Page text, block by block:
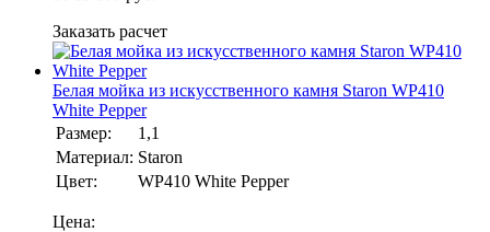
Заказать расчет
Белая мойка из искусственного камня Staron WP410
White Pepper
Размер:
1,1
Материал: Staron
Цвет:
WP410 White Pepper
Цена: